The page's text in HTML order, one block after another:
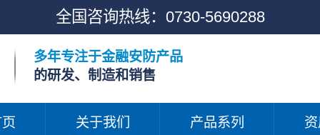
全国咨询热线： 0730-5690288
多年专注于金融安防产品
的研发、制造和销售
关于我们 产品系列